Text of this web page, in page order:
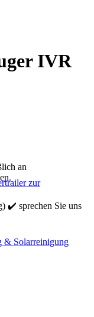
zur
& Solarreinigung
IVR
an
✔️ sprechen Sie uns